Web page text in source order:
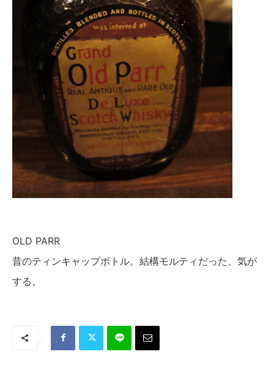
OLD PARR
昔のティンキャップボトル。結構モルティだった、気が
する。